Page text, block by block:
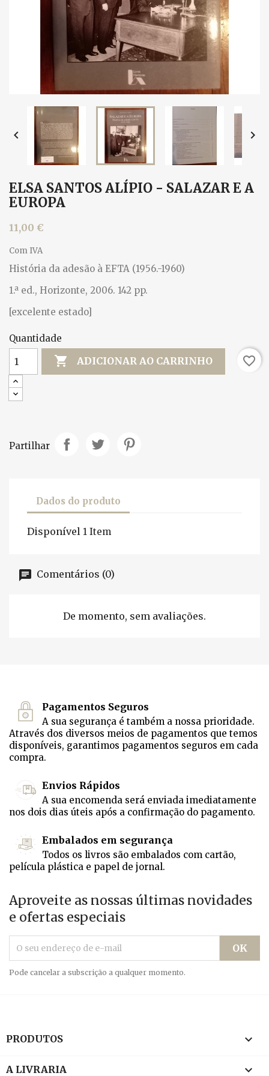
 
ELSA SANTOS ALÍPIO - SALAZAR E A
EUROPA
11,00 €
Com IVA
História da adesão à EFTA (1956.-1960)
1.ª ed., Horizonte, 2006. 142 pp.
[excelente estado]
Quantidade
 ADICIONAR AO CARRINHO favorite_border
Partilhar
Dados do produto
Disponível 1 Item
Comentários (0)
De momento, sem avaliações.
Pagamentos Seguros
A sua segurança é também a nossa prioridade.
Através dos diversos meios de pagamentos que temos
disponíveis, garantimos pagamentos seguros em cada
compra.
Envios Rápidos
A sua encomenda será enviada imediatamente
nos dois dias úteis após a confirmação do pagamento.
Embalados em segurança
Todos os livros são embalados com cartão,
película plástica e papel de jornal.
Aproveite as nossas últimas novidades
e ofertas especiais
Pode cancelar a subscrição a qualquer momento.
PRODUTOS 
A LIVRARIA 